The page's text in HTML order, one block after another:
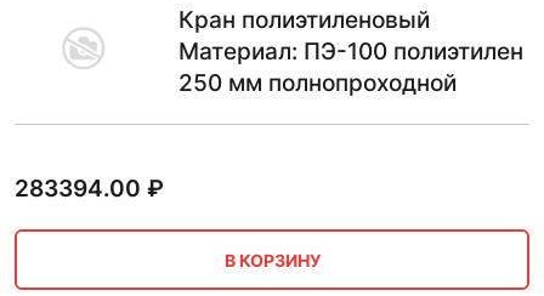
Кран полиэтиленовый
Материал: ПЭ-100 полиэтилен
250 мм полнопроходной
283394.00 ₽
В КОРЗИНУ